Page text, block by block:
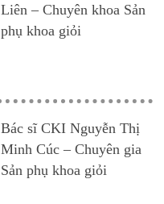
Liên – Chuyên khoa Sản
phụ khoa giỏi
Bác sĩ CKI Nguyễn Thị
Minh Cúc – Chuyên gia
Sản phụ khoa giỏi